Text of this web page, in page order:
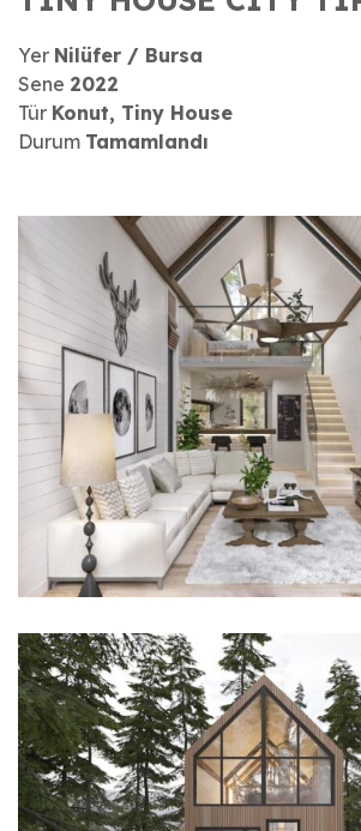
Yer Nilüfer / Bursa
Sene 2022
Tür Konut, Tiny House
Durum Tamamlandı